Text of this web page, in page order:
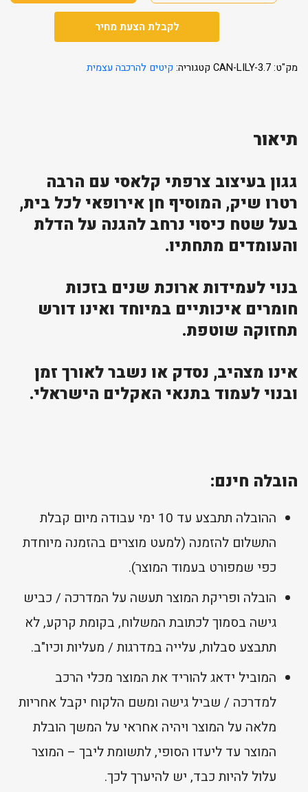
לקבלת הצעת מחיר
מק"ט:CAN-LILY-3.7 קטגוריה: קיטים להרכבה עצמית
תיאור
גגון בעיצוב צרפתי קלאסי עם הרבה
רטרו שיק, המוסיף חן אירופאי לכל בית,
בעל שטח כיסוי נרחב להגנה על הדלת
והעומדים מתחתיו.
בנוי לעמידות ארוכת שנים בזכות
חומרים איכותיים במיוחד ואינו דורש
תחזוקה שוטפת.
אינו מצהיב, נסדק או נשבר לאורך זמן
ובנוי לעמוד בתנאי האקלים הישראלי.
הובלה חינם:
ההובלה תתבצע עד 10 ימי עבודה מיום קבלת
התשלום להזמנה (למעט מוצרים בהזמנה מיוחדת
כפי שמפורט בעמוד המוצר).
הובלה ופריקת המוצר תעשה על המדרכה / כביש
גישה בסמוך לכתובת המשלוח, בקומת קרקע, לא
תתבצע סבלות, עלייה במדרגות / מעליות וכיו"ב.
המוביל ידאג להוריד את המוצר מכלי הרכב
למדרכה / שביל גישה ומשם הלקוח יקבל אחריות
מלאה על המוצר ויהיה אחראי על המשך הובלת
המוצר עד ליעדו הסופי, לתשומת ליבך – המוצר
עלול להיות כבד, יש להיערך לכך.